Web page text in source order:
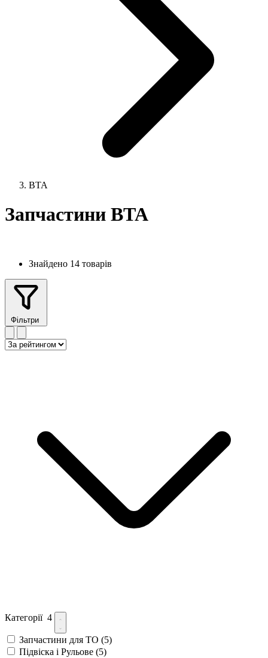
BTA
Запчастини BTA
Знайдено 14 товарів
Фільтри
Категорії 4
Запчастини для ТО (5)
Підвіска і Рульове (5)